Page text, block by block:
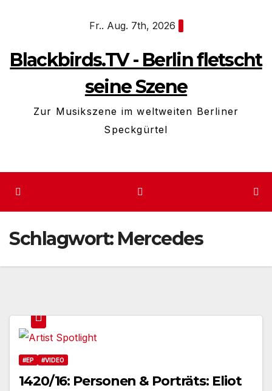
Fr.. Aug. 7th, 2026
Blackbirds.TV - Berlin fletscht
seine Szene
Zur Musikszene im weltweiten Berliner
Speckgürtel
Schlagwort: Mercedes
#EP #VIDEO
1420/16: Personen & Porträts: Eliot